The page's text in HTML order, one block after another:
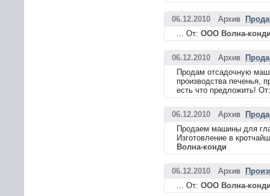
06.12.2010 Архив
... От: ООО Волна-
06.12.2010 Архив
Продам отсадочную
производства печенья,
есть что предложить!
06.12.2010 Архив
Продаем машины для
Изготовление в
Волна-конди
06.12.2010 Архив
... От: ООО Волна-